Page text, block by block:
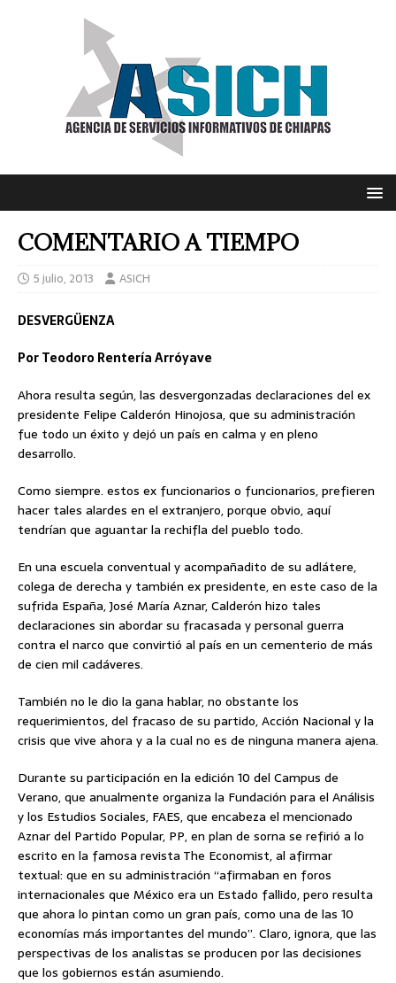
COMENTARIO A TIEMPO
5 julio, 2013 ASICH
DESVERGÜENZA
Por Teodoro Rentería Arróyave
Ahora resulta según, las desvergonzadas declaraciones del ex
presidente Felipe Calderón Hinojosa, que su administración
fue todo un éxito y dejó un país en calma y en pleno
desarrollo.
Como siempre. estos ex funcionarios o funcionarios, prefieren
hacer tales alardes en el extranjero, porque obvio, aquí
tendrían que aguantar la rechifla del pueblo todo.
En una escuela conventual y acompañadito de su adlátere,
colega de derecha y también ex presidente, en este caso de la
sufrida España, José María Aznar, Calderón hizo tales
declaraciones sin abordar su fracasada y personal guerra
contra el narco que convirtió al país en un cementerio de más
de cien mil cadáveres.
También no le dio la gana hablar, no obstante los
requerimientos, del fracaso de su partido, Acción Nacional y la
crisis que vive ahora y a la cual no es de ninguna manera ajena.
Durante su participación en la edición 10 del Campus de
Verano, que anualmente organiza la Fundación para el Análisis
y los Estudios Sociales, FAES, que encabeza el mencionado
Aznar del Partido Popular, PP, en plan de sorna se refirió a lo
escrito en la famosa revista The Economist, al afirmar
textual: que en su administración “afirmaban en foros
internacionales que México era un Estado fallido, pero resulta
que ahora lo pintan como un gran país, como una de las 10
economías más importantes del mundo”. Claro, ignora, que las
perspectivas de los analistas se producen por las decisiones
que los gobiernos están asumiendo.